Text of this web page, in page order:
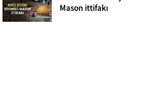
Mason ittifakı